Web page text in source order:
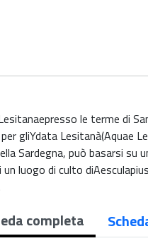
le terme di
gliYdata Lesitanà(Aquae
Sardegna, può basarsi
luogo di culto
completa